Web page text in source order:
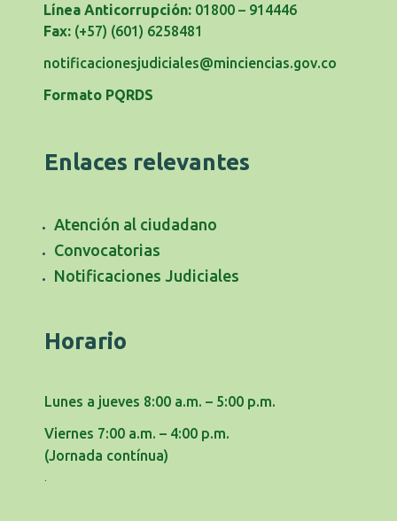
Línea Anticorrupción:01800 – 914446
Fax:(+57) (601) 6258481
notificacionesjudiciales@minciencias.gov.co
Formato PQRDS
Enlaces relevantes
Atención al ciudadano
Convocatorias
Notificaciones Judiciales
Horario
Lunes a jueves 8:00 a.m. – 5:00 p.m.
Viernes 7:00 a.m. – 4:00 p.m.
(Jornada contínua)